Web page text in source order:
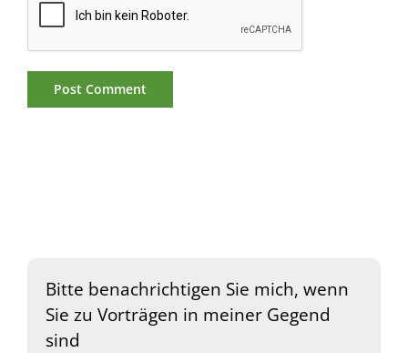
Bitte benachrichtigen Sie mich, wenn
Sie zu Vorträgen in meiner Gegend
sind